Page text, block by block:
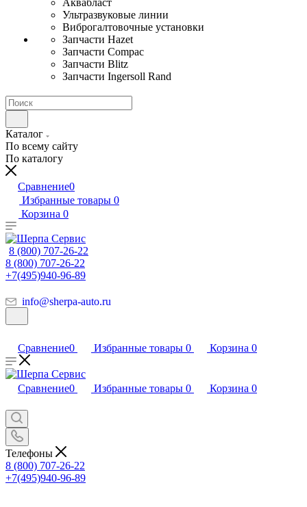
Аквабласт
Ультразвуковые линии
Виброгалтовочные установки
Запчасти Hazet
Запчасти Compac
Запчасти Blitz
Запчасти Ingersoll Rand
Каталог
По всему сайту
По каталогу
Сравнение0
Избранные товары 0
Корзина 0
8 (800) 707-26-22
8 (800) 707-26-22
+7(495)940-96-89
info@sherpa-auto.ru
Сравнение0 Избранные товары 0 Корзина 0
Сравнение0 Избранные товары 0 Корзина 0
Телефоны
8 (800) 707-26-22
+7(495)940-96-89